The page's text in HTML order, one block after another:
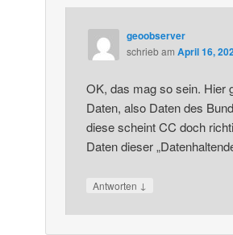
geoobserver
schriebam April 16,
OK, das mag so sein. Hier
Daten, also Daten des
diese scheint CC doch
Daten dieser
Antworten ↓